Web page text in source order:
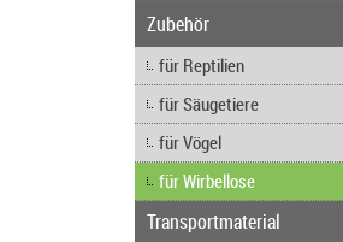
Zubehör
für Reptilien
für Säugetiere
für Vögel
für Wirbellose
Transportmaterial